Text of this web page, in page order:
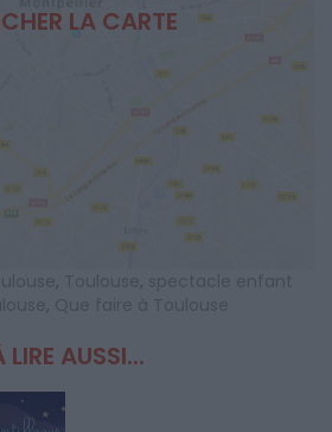
LA CARTE
, ,
,
LIRE AUSSI...